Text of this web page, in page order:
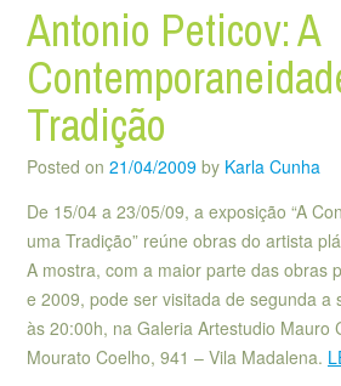
Antonio Peticov: A
Tradição
Posted on 21/04/2009 by Karla Cunha
De 15/04 a 23/05/09, a exposição “A
uma Tradição” reúne obras do artista
A mostra, com a maior parte das obras
e 2009, pode ser visitada de segunda a
às 20:00h, na Galeria Artestudio Mauro
Mourato Coelho, 941 – Vila Madalena.